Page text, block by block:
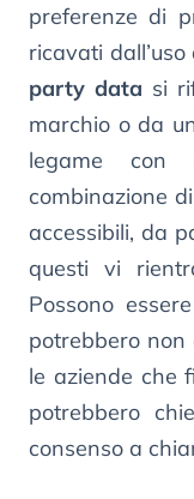
preferenze di
ricavati
party data si
marchio o da
legame con
combinazione
accessibili, da
questi vi
Possono
potrebbero
le aziende che
potrebbero
consenso a